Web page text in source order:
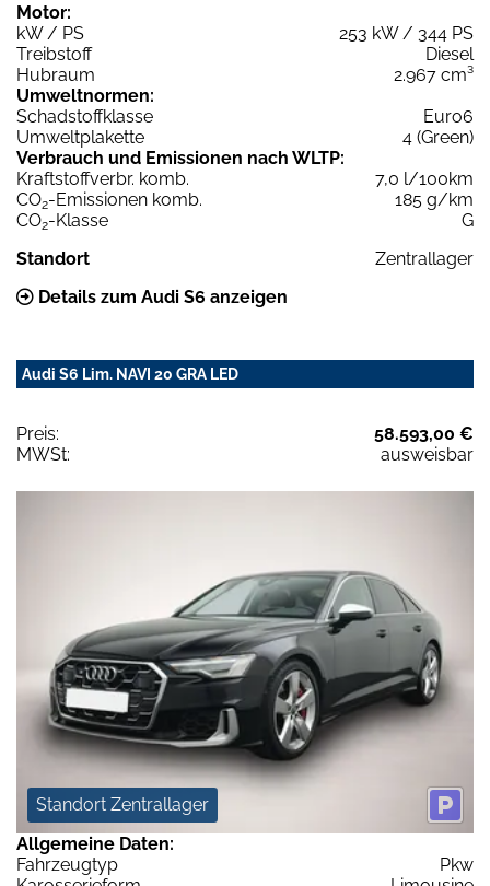
Motor:
kW / PS
253 kW / 344 PS
Treibstoff
Diesel
Hubraum
2.967 cm³
Umweltnormen:
Schadstoffklasse
Euro6
Umweltplakette
4 (Green)
Verbrauch und Emissionen nach WLTP:
Kraftstoffverbr. komb.
7,0 l/100km
CO2-Emissionen komb.
185 g/km
CO2-Klasse
G
Standort
Zentrallager
Details zum Audi S6 anzeigen
Audi S6 Lim. NAVI 20 GRA LED
Preis:
58.593,00 €
MWSt:
ausweisbar
Standort Zentrallager
Allgemeine Daten:
Fahrzeugtyp
Pkw